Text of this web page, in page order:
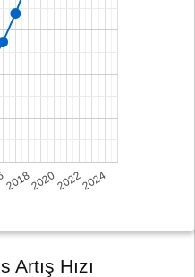
2018202020222024
Artış Hızı